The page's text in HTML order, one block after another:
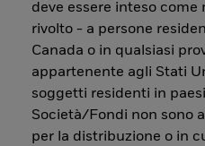
deve essere inteso
rivolto - a persone
Canada o in qualsiasi
appartenente agli Stati
soggetti residenti in
Società/Fondi non sono
per la distribuzione o in